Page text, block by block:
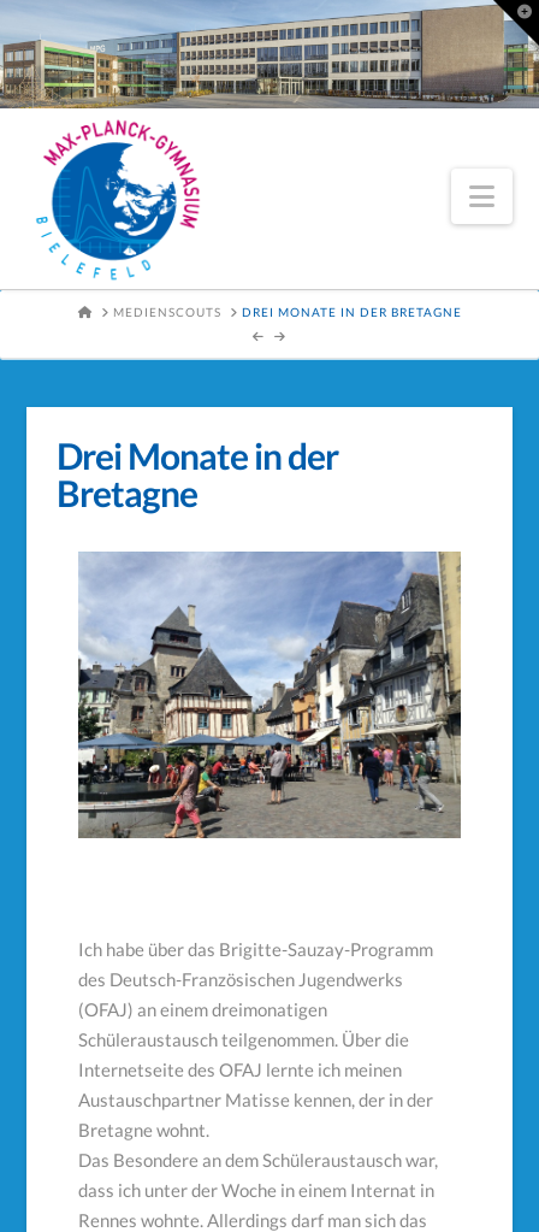
HOMEMEDIENSCOUTS DREI MONATE IN DER BRETAGNE
Drei Monate in der
Bretagne
Ich habe über das Brigitte-Sauzay-Programm
des Deutsch-Französischen Jugendwerks
(OFAJ) an einem dreimonatigen
Schüleraustausch teilgenommen. Über die
Internetseite des OFAJ lernte ich meinen
Austauschpartner Matisse kennen, der in der
Bretagne wohnt.
Das Besondere an dem Schüleraustausch war,
dass ich unter der Woche in einem Internat in
Rennes wohnte. Allerdings darf man sich das